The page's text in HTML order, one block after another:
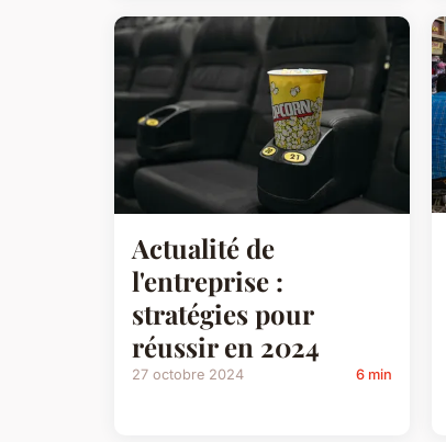
Actualité de
l'entreprise :
stratégies pour
réussir en 2024
27 octobre 2024 6 min